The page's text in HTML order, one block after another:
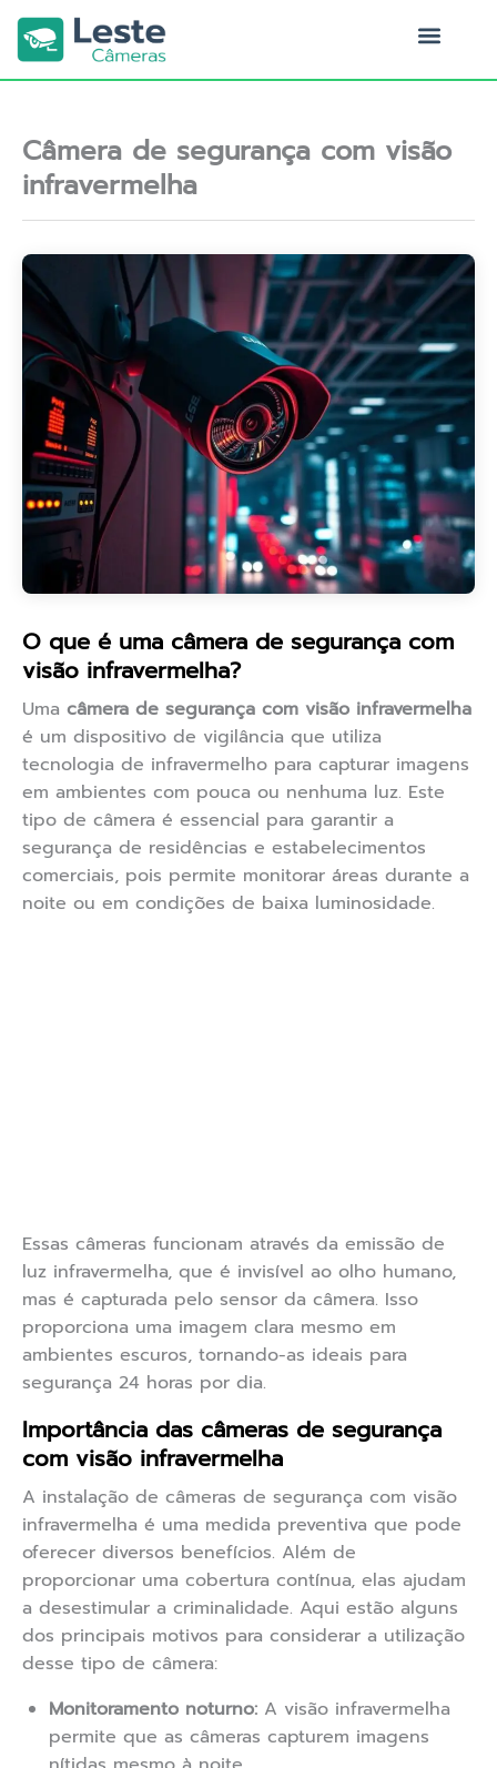
para
conteúdo
Câmera de segurança com visão
infravermelha
O que é uma câmera de segurança com
visão infravermelha?
Uma câmera de segurança com visão infravermelha
é um dispositivo de vigilância que utiliza
tecnologia de infravermelho para capturar imagens
em ambientes com pouca ou nenhuma luz. Este
tipo de câmera é essencial para garantir a
segurança de residências e estabelecimentos
comerciais, pois permite monitorar áreas durante a
noite ou em condições de baixa luminosidade.
Essas câmeras funcionam através da emissão de
luz infravermelha, que é invisível ao olho humano,
mas é capturada pelo sensor da câmera. Isso
proporciona uma imagem clara mesmo em
ambientes escuros, tornando-as ideais para
segurança 24 horas por dia.
Importância das câmeras de segurança
com visão infravermelha
A instalação de câmeras de segurança com visão
infravermelha é uma medida preventiva que pode
oferecer diversos benefícios. Além de
proporcionar uma cobertura contínua, elas ajudam
a desestimular a criminalidade. Aqui estão alguns
dos principais motivos para considerar a utilização
desse tipo de câmera:
Monitoramento noturno: A visão infravermelha
permite que as câmeras capturem imagens